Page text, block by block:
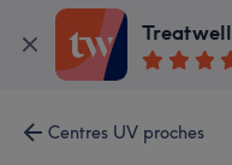
Treatwell
Centres UV proches